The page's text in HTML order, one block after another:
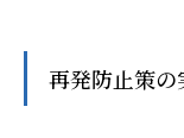
再発防止策の